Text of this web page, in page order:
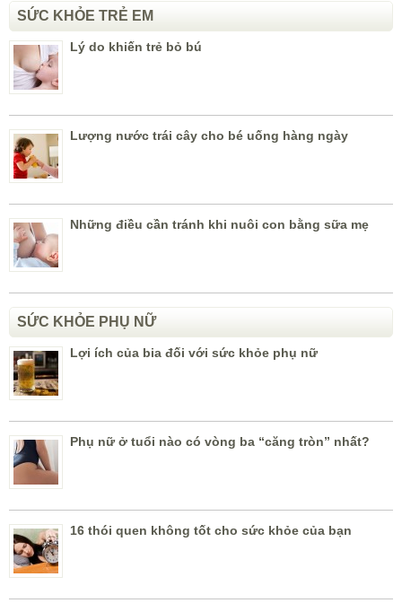
SỨC KHỎE TRẺ EM
Lý do khiến trẻ bỏ bú
Lượng nước trái cây cho bé uống hàng ngày
Những điều cần tránh khi nuôi con bằng sữa mẹ
SỨC KHỎE PHỤ NỮ
Lợi ích của bia đối với sức khỏe phụ nữ
Phụ nữ ở tuổi nào có vòng ba “căng tròn” nhất?
16 thói quen không tốt cho sức khỏe của bạn